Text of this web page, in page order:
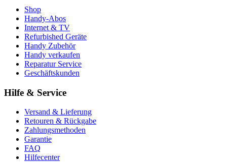
Shop
Handy-Abos
Internet & TV
Refurbished Geräte
Handy Zubehör
Handy verkaufen
Reparatur Service
Geschäftskunden
Hilfe & Service
Versand & Lieferung
Retouren & Rückgabe
Zahlungsmethoden
Garantie
FAQ
Hilfecenter